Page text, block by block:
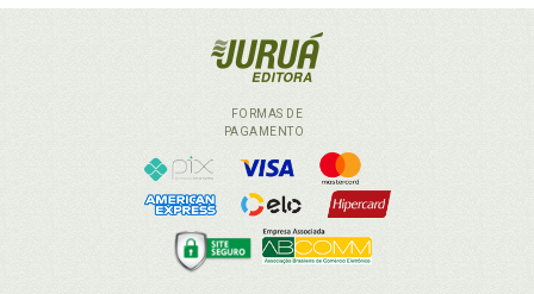
FORMAS DE
PAGAMENTO